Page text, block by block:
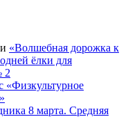
«Волшебная дорожка к
ёлки для
2
«Физкультурное
8 марта. Средняя